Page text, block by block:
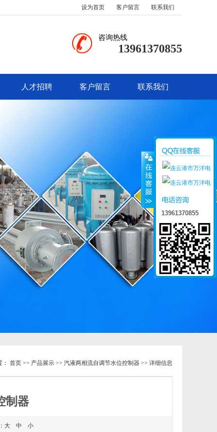
设为首页 客户留言 联系我们
咨询热线
13961370855
人才招聘 客户留言 联系我们
首页 >> 产品展示 >> 汽液两相流自调节水位控制器 >> 详细信息
制器
大 中 小
13961370855